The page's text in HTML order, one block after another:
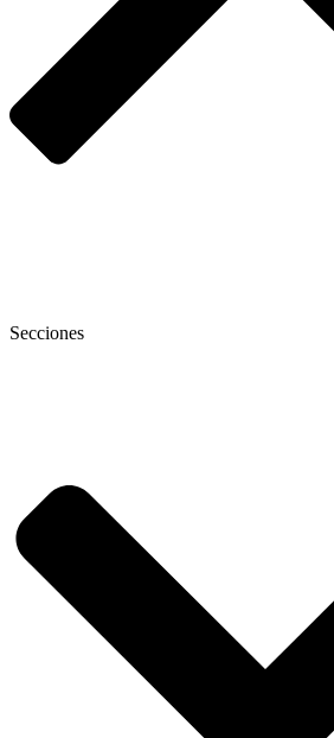
Secciones